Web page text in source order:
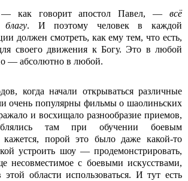
как говорит апостол Павел, — всё
. И поэтому человек в каждой
должен смотреть, как ему тем, что есть,
для своего движения к Богу. Это в любой
— абсолютно в любой.
когда начали открываться различные
очень популярны фильмы о шаолиньских
и восхищало разнообразие приемов,
там при обучении боевым
порой это было даже какой-то
устроить шоу — продемонстрировать,
несовместимое с боевыми искусствами,
области использоваться. И тут есть